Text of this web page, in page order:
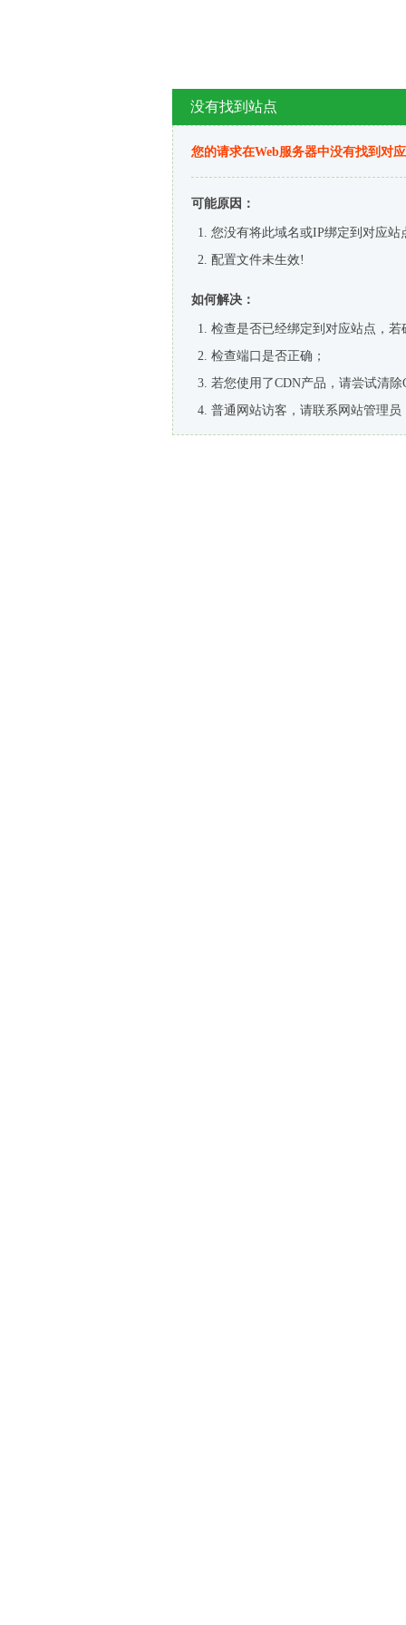
没有找到站点
您的请求在Web服务器中没有找到对
可能原因：
您没有将此域名或IP绑定到对应站
配置文件未生效!
如何解决：
检查是否已经绑定到对应站点，
检查端口是否正确；
若您使用了CDN产品，请尝试清除
普通网站访客，请联系网站管理员